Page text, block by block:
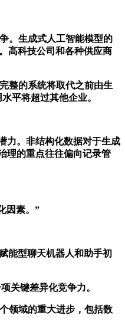
。生成式人工智能模型的
高科技公司和各种供应商
整的系统将取代之前由生
平将超过其他企业。
力。非结构化数据对于生成
理的重点往往偏向记录管
因素。”
能型聊天机器人和助手初
关键差异化竞争力。
领域的重大进步，包括数